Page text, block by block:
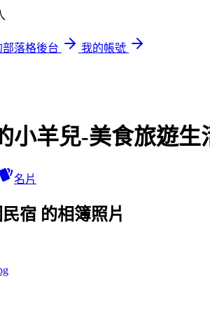
部落格後台
我的帳號
小羊兒-美食旅遊生
名片
宿 的相簿照片